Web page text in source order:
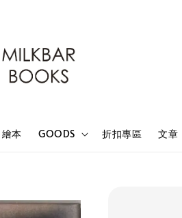
繪本 GOODS 折扣專區 文章